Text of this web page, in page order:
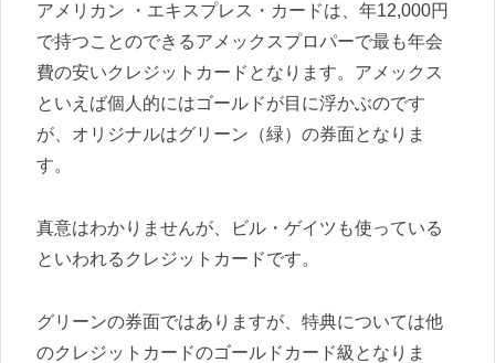
アメリカン ・エキスプレス・カードは、年12,000円
で持つことのできるアメックスプロパーで最も年会
費の安いクレジットカードとなります。アメックス
といえば個人的にはゴールドが目に浮かぶのです
が、オリジナルはグリーン（緑）の券面となりま
す。
真意はわかりませんが、ビル・ゲイツも使っている
といわれるクレジットカードです。
グリーンの券面ではありますが、特典については他
のクレジットカードのゴールドカード級となりま